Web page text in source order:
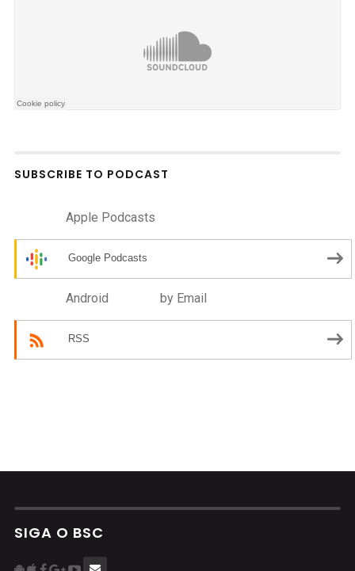
SUBSCRIBE TO PODCAST
Apple Podcasts
Google Podcasts
Android by Email
RSS
SIGA O BSC